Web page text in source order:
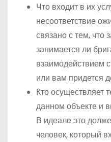
Что входит в их
несоответствие
связано с тем, что
занимается ли
взаимодействием
или вам придется
Кто осуществляет
данном объекте и
В идеале это
человек, который